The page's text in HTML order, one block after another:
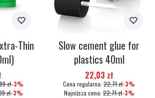
Thin
zł-3%
zł-3%
Slow cement glue for
plastics 40ml
Cena promocyjna
22,03 zł
Cena regularna: 22,71 zł-3%
Najniższa cena: 22,71 zł-3%